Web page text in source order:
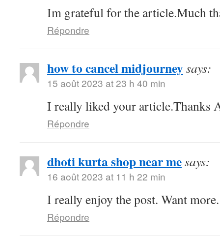
Im grateful for the article.Much
Répondre
how to cancel midjourneysays:
15 août 2023 at 23 h 40 min
I really liked your article.Thanks
Répondre
dhoti kurta shop near mesays:
16 août 2023 at 11 h 22 min
I really enjoy the post. Want more.
Répondre